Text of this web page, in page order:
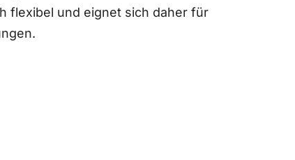
flexibel und eignet sich daher für